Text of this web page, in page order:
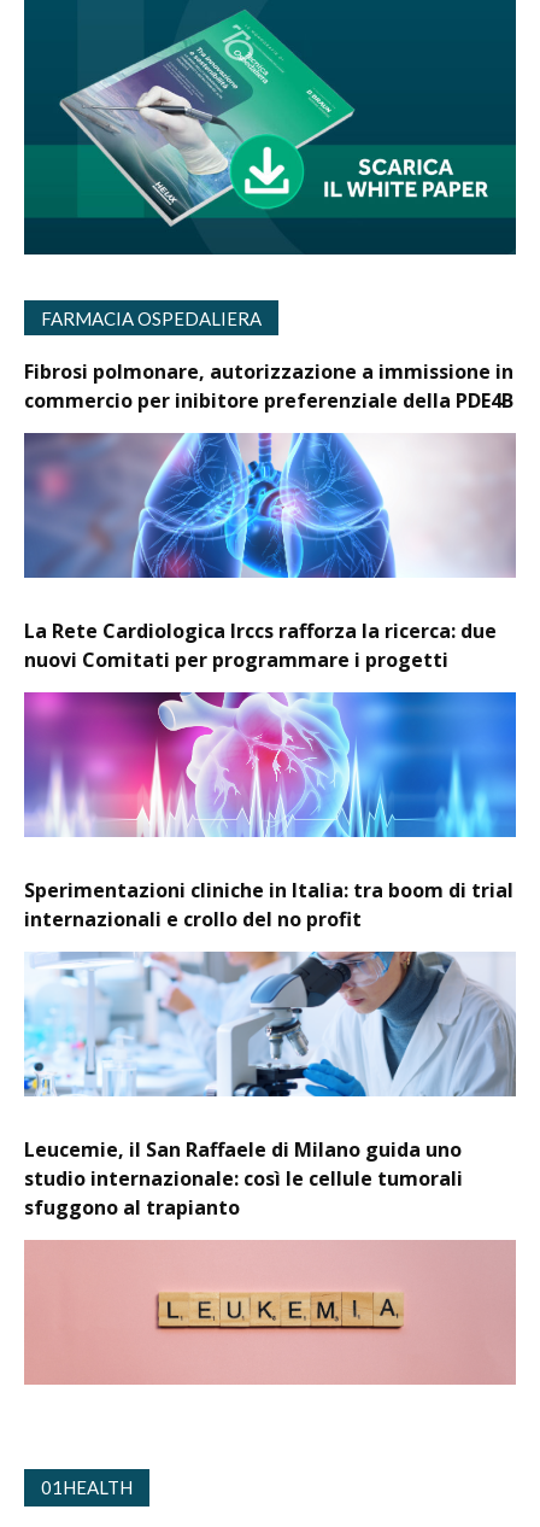
FARMACIA OSPEDALIERA
Fibrosi polmonare, autorizzazione a immissione in
commercio per inibitore preferenziale della PDE4B
La Rete Cardiologica Irccs rafforza la ricerca: due
nuovi Comitati per programmare i progetti
Sperimentazioni cliniche in Italia: tra boom di trial
internazionali e crollo del no profit
Leucemie, il San Raffaele di Milano guida uno
studio internazionale: così le cellule tumorali
sfuggono al trapianto
01HEALTH